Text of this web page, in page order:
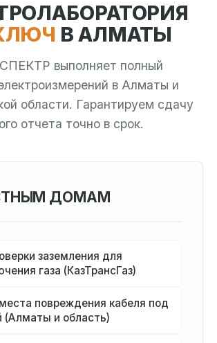
В АЛМАТЫ
выполняет полный
в Алматы и
области. Гарантируем сдачу
отчета точно в срок.
ДОМАМ
заземления для
газа (КазТрансГаз)
повреждения кабеля под
(Алматы и область)